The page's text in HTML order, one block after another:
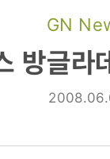
GN
방글라